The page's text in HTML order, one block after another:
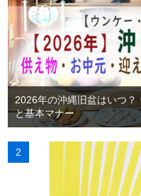
2026年の沖縄旧盆はいつ
と基本マナー